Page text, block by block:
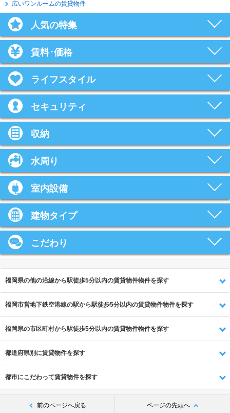
広いワンルームの賃貸物件
人気の特集
賃料･価格
ライフスタイル
セキュリティ
収納
水周り
室内設備
建物タイプ
こだわり
福岡県の他の沿線から駅徒歩5分以内の賃貸物件物件を探す
福岡市営地下鉄空港線の駅から駅徒歩5分以内の賃貸物件物件を探す
福岡県の市区町村から駅徒歩5分以内の賃貸物件物件を探す
都道府県別に賃貸物件を探す
都市にこだわって賃貸物件を探す
前のページへ戻る ページの先頭へ